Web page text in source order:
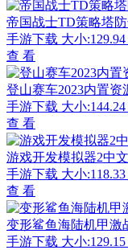
帝国战士TD策略塔
手游下载 大小
查 看
登山赛车2023内置资
手游下载 大小
查 看
游戏开发模拟器2中
手游下载 大小
查 看
变形鲨鱼海陆机甲激
手游下载 大小